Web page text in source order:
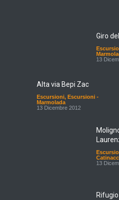
Giro
13
Alta via Bepi Zac
Escursioni, Escursioni -
Marmolada
13 Dicembre 2012
13